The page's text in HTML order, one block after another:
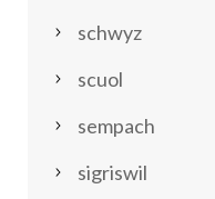
schwyz
scuol
sempach
sigriswil